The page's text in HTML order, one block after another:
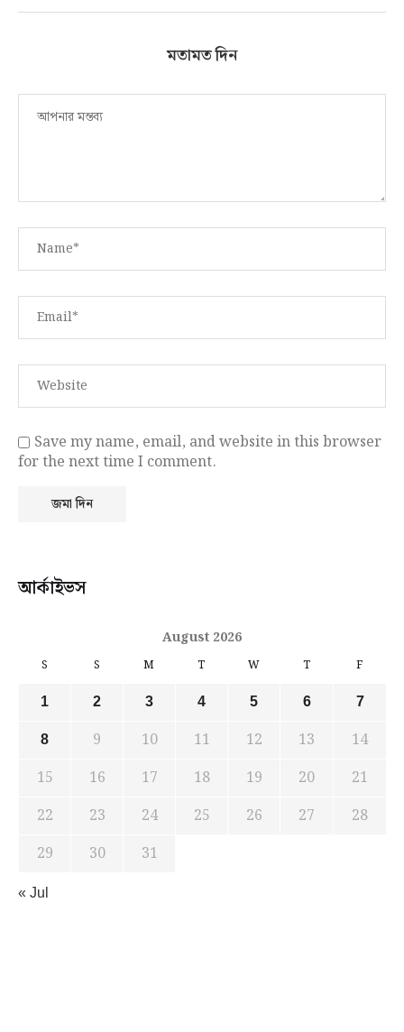
মতামত দিন
Save my name, email, and website in this browser
for the next time I comment.
আর্কাইভস
August 2026
S S M T W T F
1 2 3 4 5 6 7
8 9 10 11 12 13
14
15
16 17 18 19 20
21
22
23 24 25 26 27
28
29
30 31
« Jul